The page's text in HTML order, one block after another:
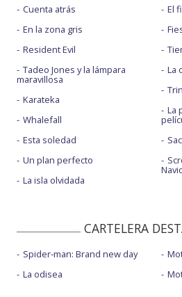
Cuenta atrás
En la zona gris
Resident Evil
Tadeo Jones y la lámpara
maravillosa
Karateka
Whalefall
Esta soledad
Un plan perfecto
La isla olvidada
El
La
La
CARTELERA
Spider-man: Brand new day
La odisea